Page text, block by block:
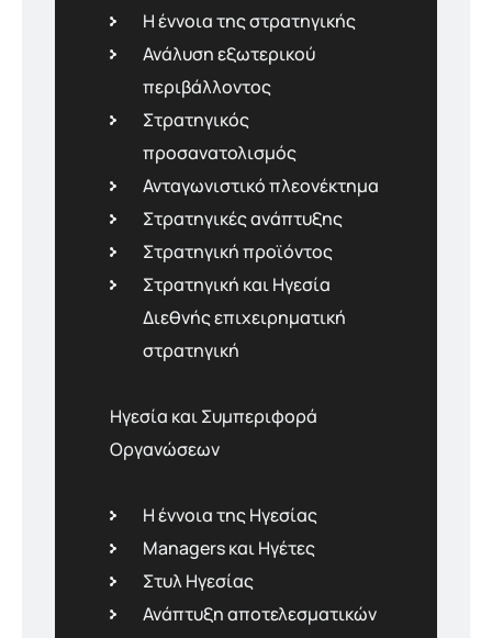
Η έννοια της στρατηγικής
Ανάλυση εξωτερικού
περιβάλλοντος
Στρατηγικός
προσανατολισµός
Ανταγωνιστικό πλεονέκτηµα
Στρατηγικές ανάπτυξης
Στρατηγική προϊόντος
Στρατηγική και Ηγεσία
Διεθνής επιχειρηµατική
στρατηγική
Ηγεσία και Συµπεριφορά
Οργανώσεων
H έννοια της Ηγεσίας
Managers και Ηγέτες
Στυλ Ηγεσίας
Ανάπτυξη αποτελεσµατικών